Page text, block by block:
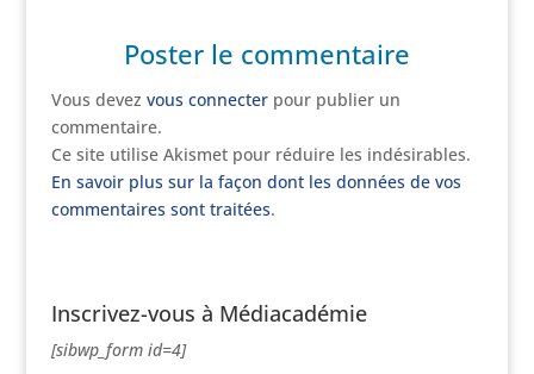
Poster le commentaire
Vous devez vous connecterpour publier un
commentaire.
Ce site utilise Akismet pour réduire les indésirables.
En savoir plus sur la façon dont les données de vos
commentaires sont traitées.
Inscrivez-vous à Médiacadémie
[sibwp_form id=4]